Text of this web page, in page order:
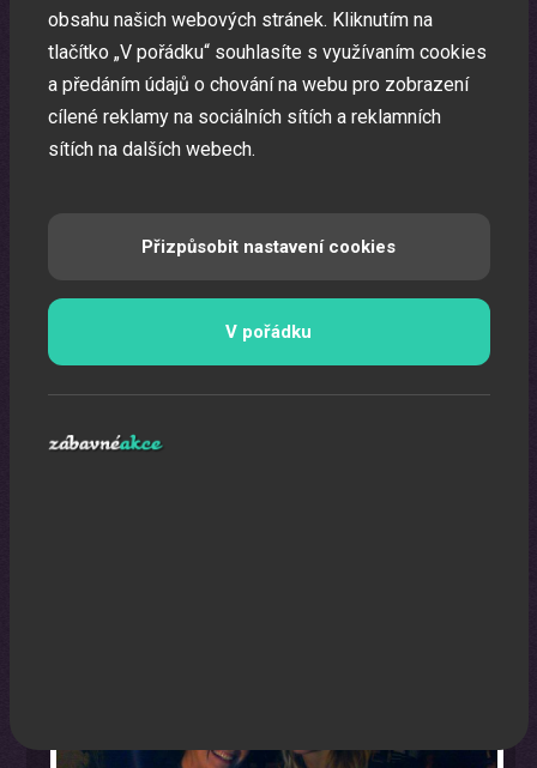
Laser show
Pomocí laserů Vám vytvoříme exkluzivní laser show.
obsahu našich webových stránek. Kliknutím na
tlačítko „V pořádku“ souhlasíte s využívaním cookies
a předáním údajů o chování na webu pro zobrazení
cílené reklamy na sociálních sítích a reklamních
sítích na dalších webech.
Přizpůsobit nastavení cookies
V pořádku